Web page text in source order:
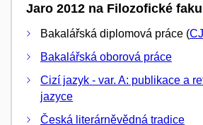
Jaro 2012 na Filozofické
Bakalářská diplomová práce (
Bakalářská oborová práce
Cizí jazyk - var. A: publikace a
jazyce
Česká literárněvědná tradice